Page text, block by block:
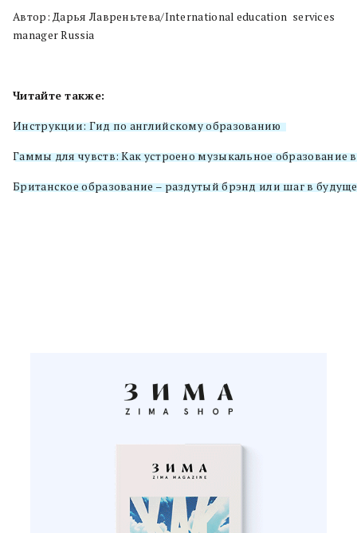
Автор: Дарья Лавреньтева/International education services
manager Russia
Читайте также:
Инструкции: Гид по английскому образованию
Гаммы для чувств: Как устроено музыкальное образование
Британское образование – раздутый брэнд или шаг в